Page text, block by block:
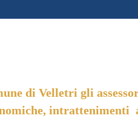
di Velletri gli